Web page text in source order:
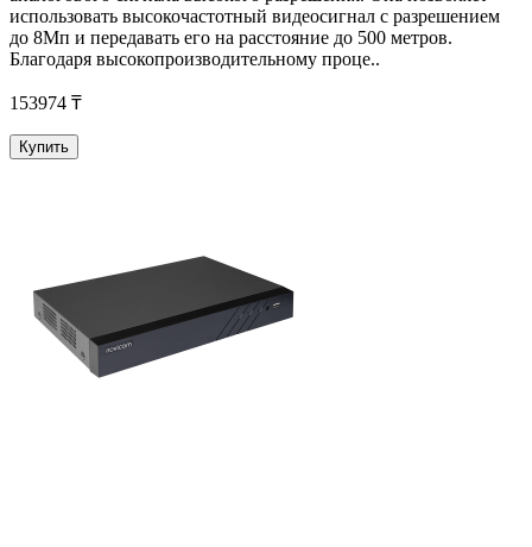
использовать высокочастотный видеосигнал с разрешением
до 8Мп и передавать его на расстояние до 500 метров.
Благодаря высокопроизводительному проце..
153974 ₸
Купить